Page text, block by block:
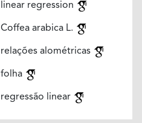
linear regression
Coffea arabica L.
relações alométricas
folha
regressão linear